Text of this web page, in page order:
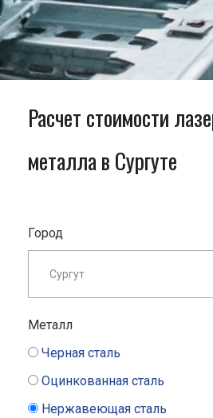
Расчет стоимости
металла в Сургуте
Город
Металл
Черная сталь
Оцинкованная сталь
Нержавеющая сталь